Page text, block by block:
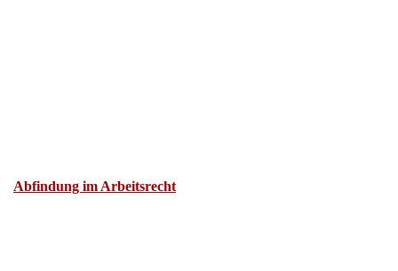
Abfindung im Arbeitsrecht